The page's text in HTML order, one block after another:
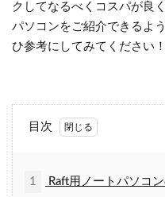
クしてなるべくコスパが良
パソコンをご紹介できるよ
ひ参考にしてみてください！
目次
1 Raft用ノートパソコ